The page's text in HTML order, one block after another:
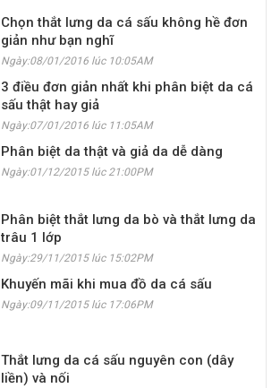
Chọn thắt lưng da cá sấu không hề đơn
giản như bạn nghĩ
Ngày:08/01/2016 lúc 10:05AM
3 điều đơn giản nhất khi phân biệt da cá
sấu thật hay giả
Ngày:07/01/2016 lúc 11:05AM
Phân biệt da thật và giả da dễ dàng
Ngày:01/12/2015 lúc 21:00PM
Phân biệt thắt lưng da bò và thắt lưng da
trâu 1 lớp
Ngày:29/11/2015 lúc 15:02PM
Khuyến mãi khi mua đồ da cá sấu
Ngày:09/11/2015 lúc 17:06PM
Thắt lưng da cá sấu nguyên con (dây
liền) và nối